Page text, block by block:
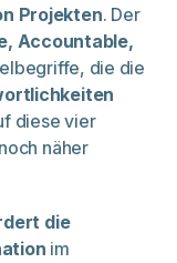
Projekten. Der
Accountable,
die die
diese vier
näher
die
im